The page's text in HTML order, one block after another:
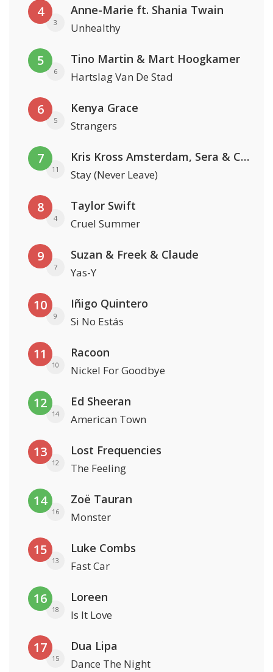
4
3
Anne-Marie ft. Shania Twain
Unhealthy
5
6
Tino Martin & Mart Hoogkamer
Hartslag Van De Stad
6
5
Kenya Grace
Strangers
7
11
Kris Kross Amsterdam, Sera & Conor Maynard
Stay (Never Leave)
8
4
Taylor Swift
Cruel Summer
9
7
Suzan & Freek & Claude
Yas-Y
10
9
Iñigo Quintero
Si No Estás
11
10
Racoon
Nickel For Goodbye
12
14
Ed Sheeran
American Town
13
12
Lost Frequencies
The Feeling
14
16
Zoë Tauran
Monster
15
13
Luke Combs
Fast Car
16
18
Loreen
Is It Love
17
15
Dua Lipa
Dance The Night